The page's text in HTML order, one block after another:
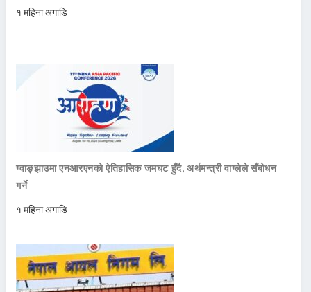
१ महिना अगाडि
ग्वाङ्झाउमा एनआरएनको ऐतिहासिक जमघट हुँदै, अर्थमन्त्री वाग्लेले सँबोधन
गर्ने
१ महिना अगाडि